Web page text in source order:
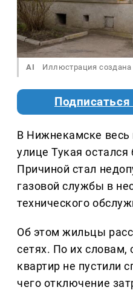
AI Иллюстрация
В Нижнекамске
улице Тукая
Причиной стал
газовой службы в
технического
Об этом жильцы
сетях. По их словам,
квартир не пустили
чего отключение